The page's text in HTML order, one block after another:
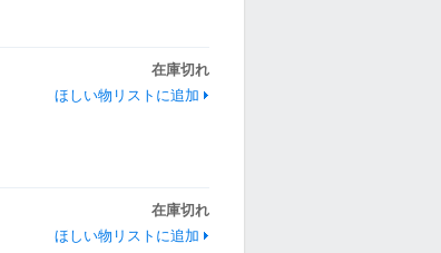
在庫切れ
ほしい物リストに追加
在庫切れ
ほしい物リストに追加